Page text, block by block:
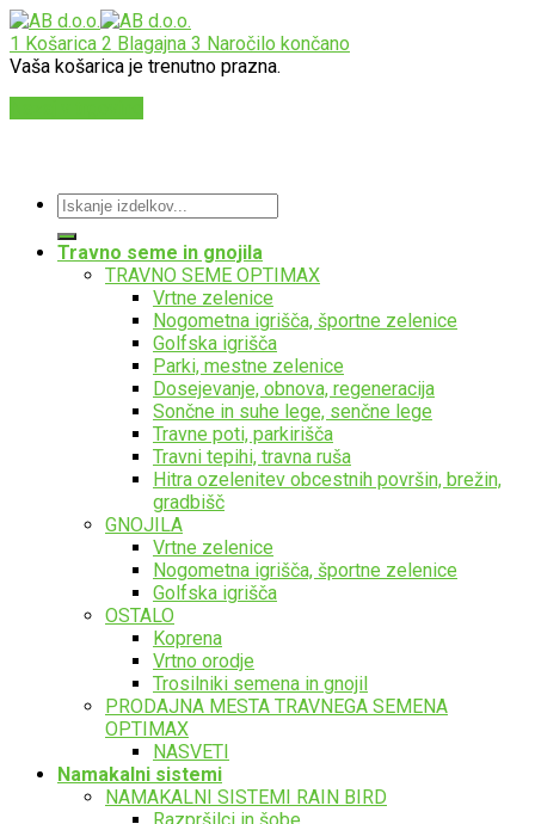
1 Košarica 2 Blagajna 3 Naročilo končano
Vaša košarica je trenutno prazna.
Išči:
Travno seme in gnojila
TRAVNO SEME OPTIMAX
Vrtne zelenice
Nogometna igrišča, športne zelenice
Golfska igrišča
Parki, mestne zelenice
Dosejevanje, obnova, regeneracija
Sončne in suhe lege, senčne lege
Travne poti, parkirišča
Travni tepihi, travna ruša
Hitra ozelenitev obcestnih površin, brežin,
gradbišč
GNOJILA
Vrtne zelenice
Nogometna igrišča, športne zelenice
Golfska igrišča
OSTALO
Koprena
Vrtno orodje
Trosilniki semena in gnojil
PRODAJNA MESTA TRAVNEGA SEMENA
OPTIMAX
NASVETI
Namakalni sistemi
NAMAKALNI SISTEMI RAIN BIRD